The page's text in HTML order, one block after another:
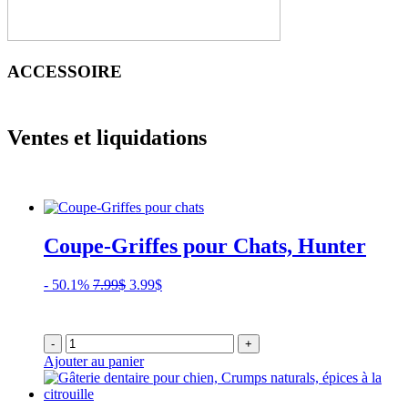
ACCESSOIRE
Ventes et liquidations
Coupe-Griffes pour Chats, Hunter
- 50.1% 7.99$ Le
était :
7.99$.
3.99$Le
est :
3.99$.
- +
Ajouter au panier